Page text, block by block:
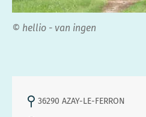
© hellio - van ingen
36290 AZAY-LE-FERRON